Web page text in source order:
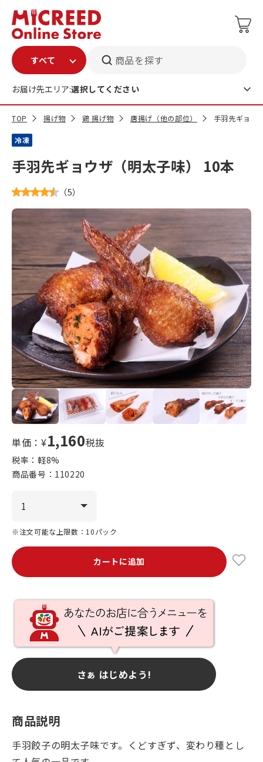
商品を探す
お届け先エリア:選択してください
TOP 揚げ物 鶏 揚げ物 唐揚げ（他の部位） 手羽先ギョウ
冷凍
手羽先ギョウザ（明太子味） 10本
（5）
単価：¥1,160税抜
税率：軽8%
商品番号： 110220
※注文可能な上限数：10パック
カートに追加
さぁ はじめよう!
商品説明
手羽餃子の明太子味です。くどすぎず、変わり種とし